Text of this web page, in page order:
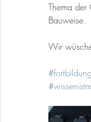
Thema der
Bauweise.
Wir
#fortbildung